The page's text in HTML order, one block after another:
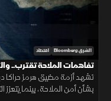
الشرق Bloomberg اقتصاد
تفاهمات الملاحة تقترب..
تشهد أزمة مضيق هرمز حراكا
بشأن أمن الملاحة، بينما